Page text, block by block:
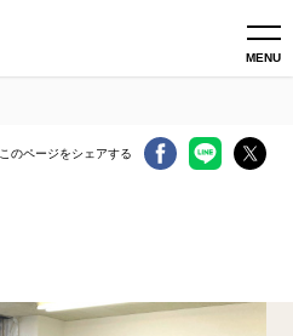
MENU
このページをシェアする